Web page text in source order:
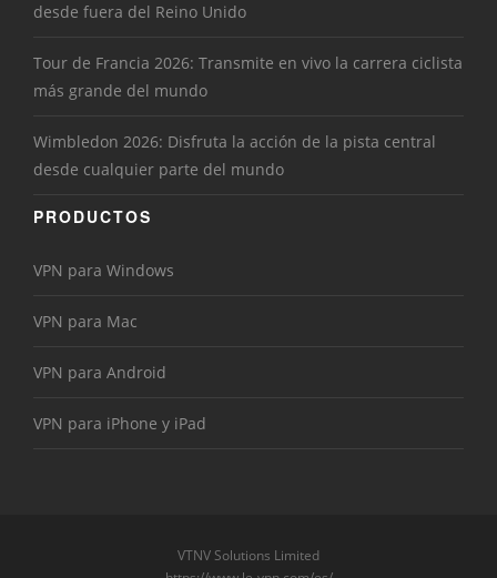
desde fuera del Reino Unido
Tour de Francia 2026: Transmite en vivo la carrera ciclista
más grande del mundo
Wimbledon 2026: Disfruta la acción de la pista central
desde cualquier parte del mundo
PRODUCTOS
VPN para Windows
VPN para Mac
VPN para Android
VPN para iPhone y iPad
VTNV Solutions Limited